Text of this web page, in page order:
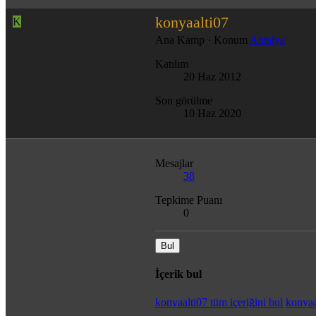
K konyaalti07
Ana Kamp · Konum Antalya
Katılım
20 Haz 2012
Son görülme
10 Haz 2020
Mesajlar
38
Tepkime Puanı
0
Bul
İçerik bul
konyaalti07 tüm içeriğini bul